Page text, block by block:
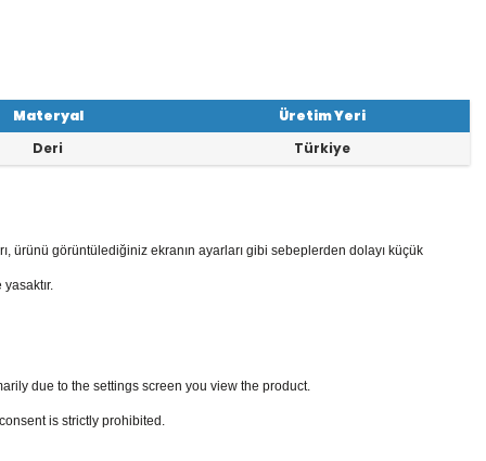
Materyal
Üretim Yeri
Deri Türkiye
ürünü görüntülediğiniz ekranın ayarları gibi sebeplerden dolayı küçük
due to the settings screen you view the product.
is strictly prohibited.